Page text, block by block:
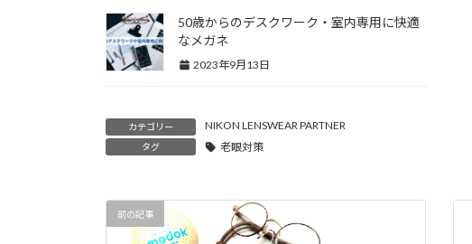
50歳からのデスクワーク・室内専用に快適
なメガネ
2023年9月13日
カテゴリー NIKON LENSWEAR PARTNER
タグ 老眼対策
前の記事